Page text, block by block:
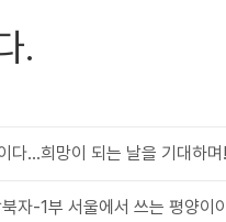
.
다...희망이 되는 날을 기대하며!
자-1부 서울에서 쓰는 평양이